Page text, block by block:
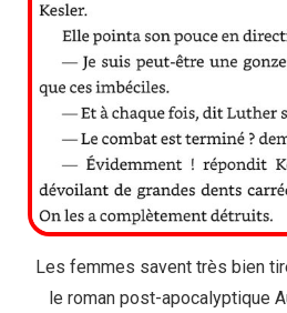
Les femmes savent très bien
le roman post-apocalyptique